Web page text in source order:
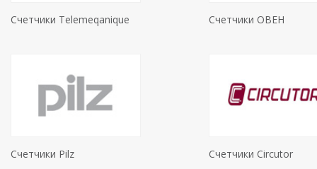
Счетчики Telemeqanique Счетчики ОВЕН
Счетчики Pilz Счетчики Circutor